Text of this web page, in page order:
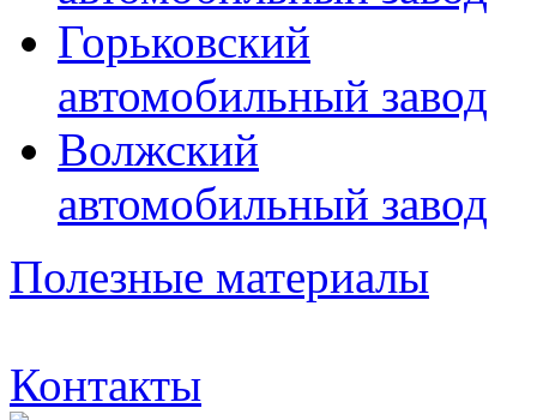
Горьковский
автомобильный завод
Волжский
автомобильный завод
Полезные материалы
Контакты